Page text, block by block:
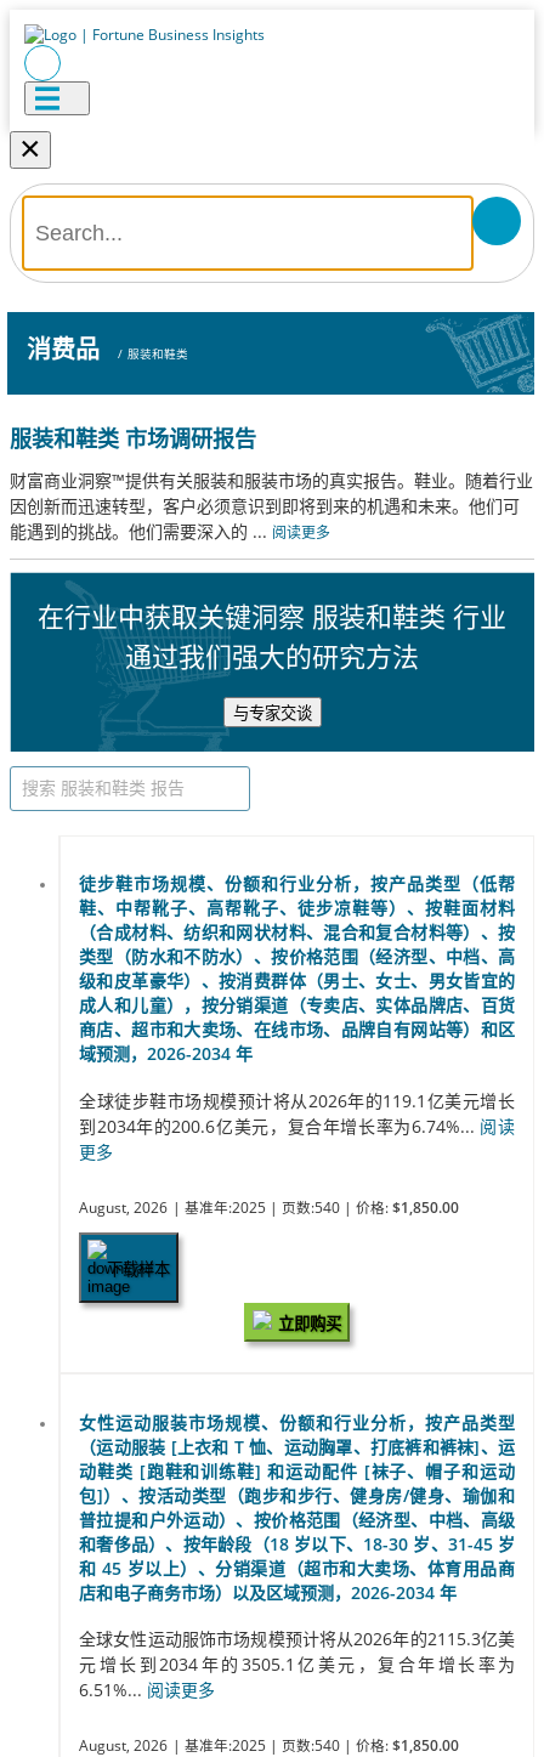
×
消费品 / 服装和鞋类
服装和鞋类 市场调研报告
财富商业洞察™提供有关服装和服装市场的真实报告。鞋业。随着行业
因创新而迅速转型，客户必须意识到即将到来的机遇和未来。他们可
能遇到的挑战。他们需要深入的 ... 阅读更多
在行业中获取关键洞察 服装和鞋类 行业
通过我们强大的研究方法
与专家交谈
徒步鞋市场规模、份额和行业分析，按产品类型（低帮
鞋、中帮靴子、高帮靴子、徒步凉鞋等）、按鞋面材料
（合成材料、纺织和网状材料、混合和复合材料等）、按
类型（防水和不防水）、按价格范围（经济型、中档、高
级和皮革豪华）、按消费群体（男士、女士、男女皆宜的
成人和儿童），按分销渠道（专卖店、实体品牌店、百货
商店、超市和大卖场、在线市场、品牌自有网站等）和区
域预测，2026-2034 年
全球徒步鞋市场规模预计将从2026年的119.1亿美元增长
到2034年的200.6亿美元，复合年增长率为6.74%... 阅读
更多
August, 2026 | 基准年:2025 | 页数:540 | 价格: $1,850.00
下载样本
立即购买
女性运动服装市场规模、份额和行业分析，按产品类型
（运动服装 [上衣和 T 恤、运动胸罩、打底裤和裤袜]、运
动鞋类 [跑鞋和训练鞋] 和运动配件 [袜子、帽子和运动
包]）、按活动类型（跑步和步行、健身房/健身、瑜伽和
普拉提和户外运动）、按价格范围（经济型、中档、高级
和奢侈品）、按年龄段（18 岁以下、18-30 岁、31-45 岁
和 45 岁以上）、分销渠道（超市和大卖场、体育用品商
店和电子商务市场）以及区域预测，2026-2034 年
全球女性运动服饰市场规模预计将从2026年的2115.3亿美
元增长到2034年的3505.1亿美元，复合年增长率为
6.51%... 阅读更多
August, 2026 | 基准年:2025 | 页数:540 | 价格: $1,850.00